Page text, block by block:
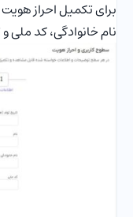
برای تکمیل احراز
نام خانوادگی، کد ملی